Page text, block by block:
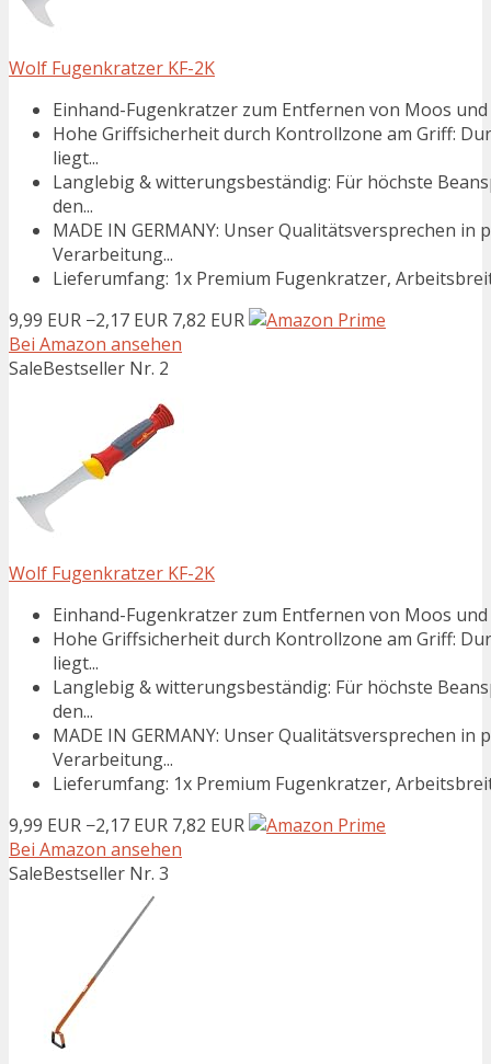
Wolf Fugenkratzer KF-2K
Einhand-Fugenkratzer zum Entfernen von Moos
Hohe Griffsicherheit durch Kontrollzone am Griff:
liegt...
Langlebig & witterungsbeständig: Für höchste
den...
MADE IN GERMANY: Unser Qualitätsversprechen
Verarbeitung...
Lieferumfang: 1x Premium Fugenkratzer,
9,99 EUR −2,17 EUR 7,82 EUR
Bei Amazon ansehen
SaleBestseller Nr. 2
Wolf Fugenkratzer KF-2K
Einhand-Fugenkratzer zum Entfernen von Moos
Hohe Griffsicherheit durch Kontrollzone am Griff:
liegt...
Langlebig & witterungsbeständig: Für höchste
den...
MADE IN GERMANY: Unser Qualitätsversprechen
Verarbeitung...
Lieferumfang: 1x Premium Fugenkratzer,
9,99 EUR −2,17 EUR 7,82 EUR
Bei Amazon ansehen
SaleBestseller Nr. 3